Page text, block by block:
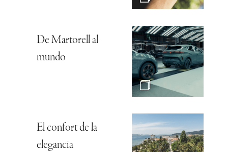
De Martorell al
mundo
El confort de la
elegancia